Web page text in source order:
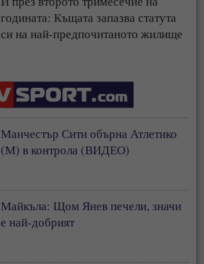
годината: Къщата запазва статута
си на най-предпочитаното жилище
Манчестър Сити обърна Атлетико
(М) в контрола (ВИДЕО)
Майкъла: Щом Янев печели, значи
е най-добрият